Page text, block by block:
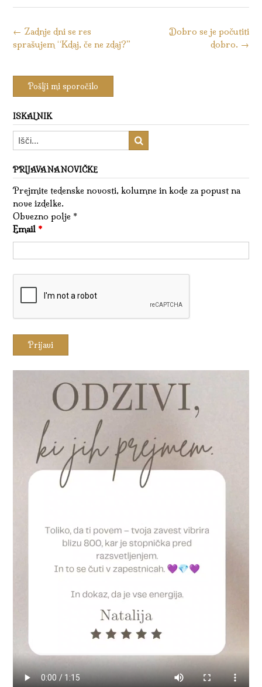
Kazalo
objav
Dobro se je počutiti
dobro. →
← Zadnje dni se res
sprašujem “Kdaj, če ne zdaj?”
ISKALNIK
PRIJAVA NA NOVIČKE
Prejmite tedenske novosti, kolumne in kode za popust na
nove izdelke.
Obvezno polje *
Email *